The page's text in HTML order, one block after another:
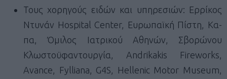
Τους χορηγούς ειδών και υπηρεσιών: Ερρίκος
Ντυνάν Hospital Center, Ευρωπαϊκή Πίστη, Kα-
πα, Όμιλος Ιατρικού Αθηνών, Σβορώνου
Κλωστοϋφαντουργία, Andrikakis Fireworks,
Avance, Fylliana, G4S, Hellenic Motor Museum,